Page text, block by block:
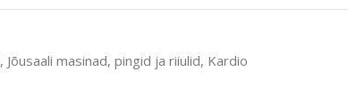
, Jõusaali masinad, pingid ja riiulid, Kardio